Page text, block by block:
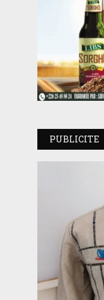
PUBLICITE